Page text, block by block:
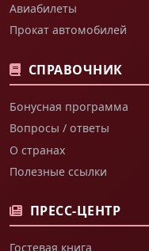
Авиабилеты
Прокат автомобилей
СПРАВОЧНИК
Бонусная программа
Вопросы / ответы
О странах
Полезные ссылки
ПРЕСС-ЦЕНТР
Гостевая книга